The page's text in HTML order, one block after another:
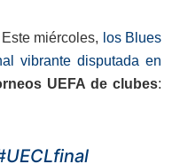
miércoles, los Blues
vibrante disputada en
UEFA de clubes: